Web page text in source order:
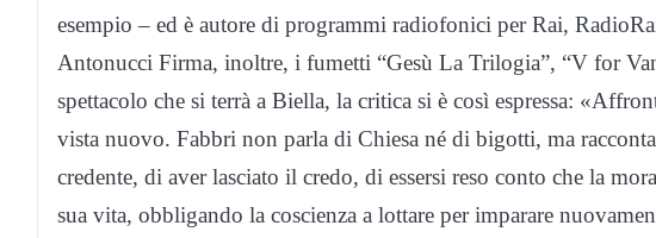
esempio – ed è autore di programmi radiofonici per Rai,
Antonucci Firma, inoltre, i fumetti “Gesù La Trilogia”, “V for
spettacolo che si terrà a Biella, la critica si è così espressa:
vista nuovo. Fabbri non parla di Chiesa né di bigotti, ma
credente, di aver lasciato il credo, di essersi reso conto che la
sua vita, obbligando la coscienza a lottare per imparare